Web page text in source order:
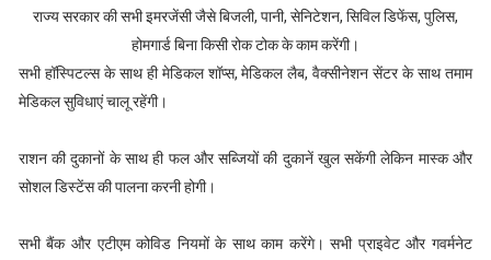
राज्य सरकार की सभी इमरजेंसी जैसे बिजली, पानी, सेनिटेशन, सिविल डिफेंस, पुलिस,
होमगार्ड बिना किसी रोक टोक के काम करेंगी।
सभी हॉस्पिटल्स के साथ ही मेडिकल शॉप्स, मेडिकल लैब, वैक्सीनेशन सेंटर के साथ तमाम
मेडिकल सुविधाएं चालू रहेंगी।
राशन की दुकानों के साथ ही फल और सब्जियों की दुकानें खुल सकेंगी लेकिन मास्क और
सोशल डिस्टेंस की पालना करनी होगी।
सभी बैंक और एटीएम कोविड नियमों के साथ काम करेंगे। सभी प्राइवेट और गवर्मनेट